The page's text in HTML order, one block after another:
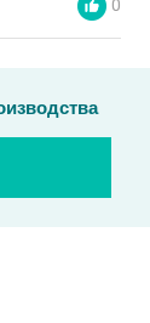
пар
Также
0